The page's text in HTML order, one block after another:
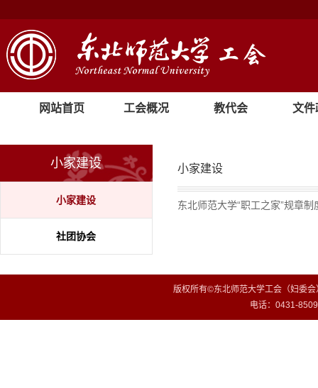
网站首页 工会概况 教代会 文件
小家建设
小家建设
社团协会
小家建设
东北师范大学“职工之家”规章制
版权所有©东北师范大学工会（妇委
电话：0431-